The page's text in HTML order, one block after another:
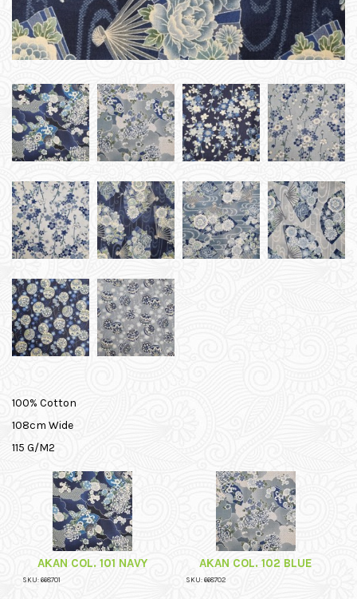
100% Cotton
108cm Wide
115 G/M2
AKAN COL. 101 NAVY
SKU: 668701
AKAN COL. 102 BLUE
SKU: 668702